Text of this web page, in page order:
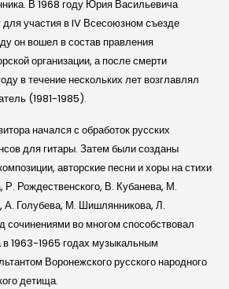
В 1968 году Юрия Васильевича
участия в IV Всесоюзном съезде
он вошел в состав правления
организации, а после смерти
в течение нескольких лет возглавлял
(1981-1985).
начался с обработок русских
для гитары. Затем были созданы
авторские песни и хоры на стихи
Р. Рождественского, В. Кубанева, М.
А. Голубева, М. Шишлянникова, Л.
сочинениями во многом способствовал
1963-1965 годах музыкальным
Воронежского русского народного
детища.